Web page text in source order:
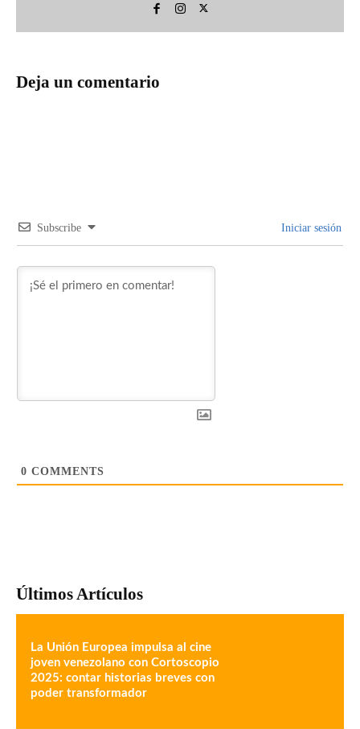
Deja un comentario
Subscribe Iniciar sesión
0 COMMENTS
Últimos Artículos
La Unión Europea impulsa al cine
joven venezolano con Cortoscopio
2025: contar historias breves con
poder transformador